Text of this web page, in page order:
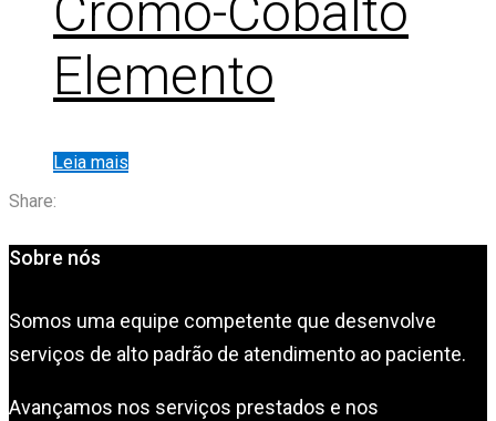
Elemento
Leia mais
Share:
Sobre nós
Somos uma equipe competente que desenvolve
serviços de alto padrão de atendimento ao paciente.
Avançamos nos serviços prestados e nos